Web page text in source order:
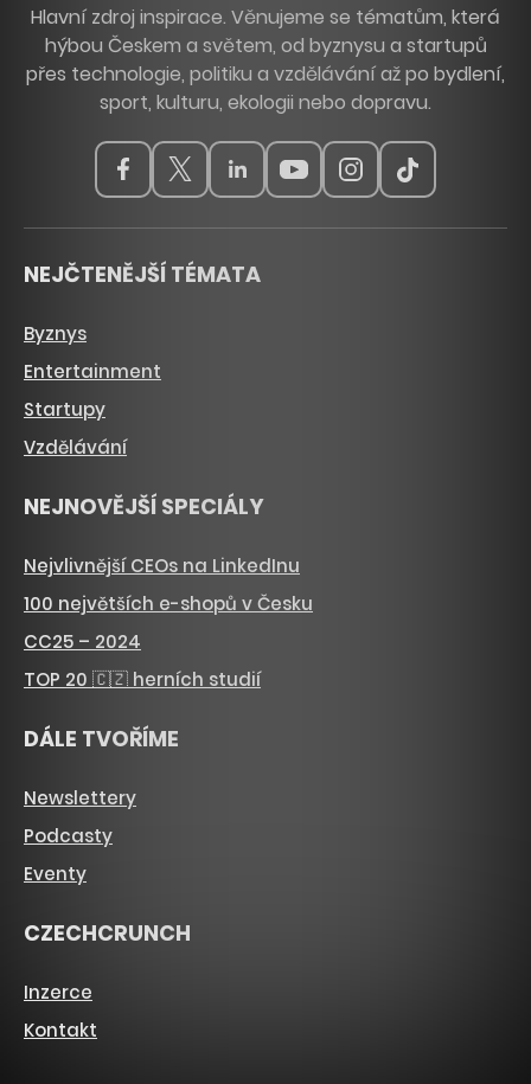
Hlavní zdroj inspirace. Věnujeme se tématům, která
hýbou Českem a světem, od byznysu a startupů
přes technologie, politiku a vzdělávání až po bydlení,
sport, kulturu, ekologii nebo dopravu.
NEJČTENĚJŠÍ TÉMATA
Byznys
Entertainment
Startupy
Vzdělávání
NEJNOVĚJŠÍ SPECIÁLY
Nejvlivnější CEOs na LinkedInu
100 největších e-shopů v Česku
CC25 – 2024
TOP 20 🇨🇿 herních studií
DÁLE TVOŘÍME
Newslettery
Podcasty
Eventy
CZECHCRUNCH
Inzerce
Kontakt